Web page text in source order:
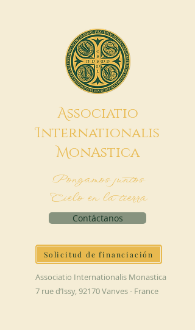
Associatio
Internationalis
MonAstica
Pongamos juntos
Cielo en la tierra
Contáctanos
Solicitud de financiación
Associatio Internationalis Monastica
7 rue d’Issy, 92170 Vanves - France